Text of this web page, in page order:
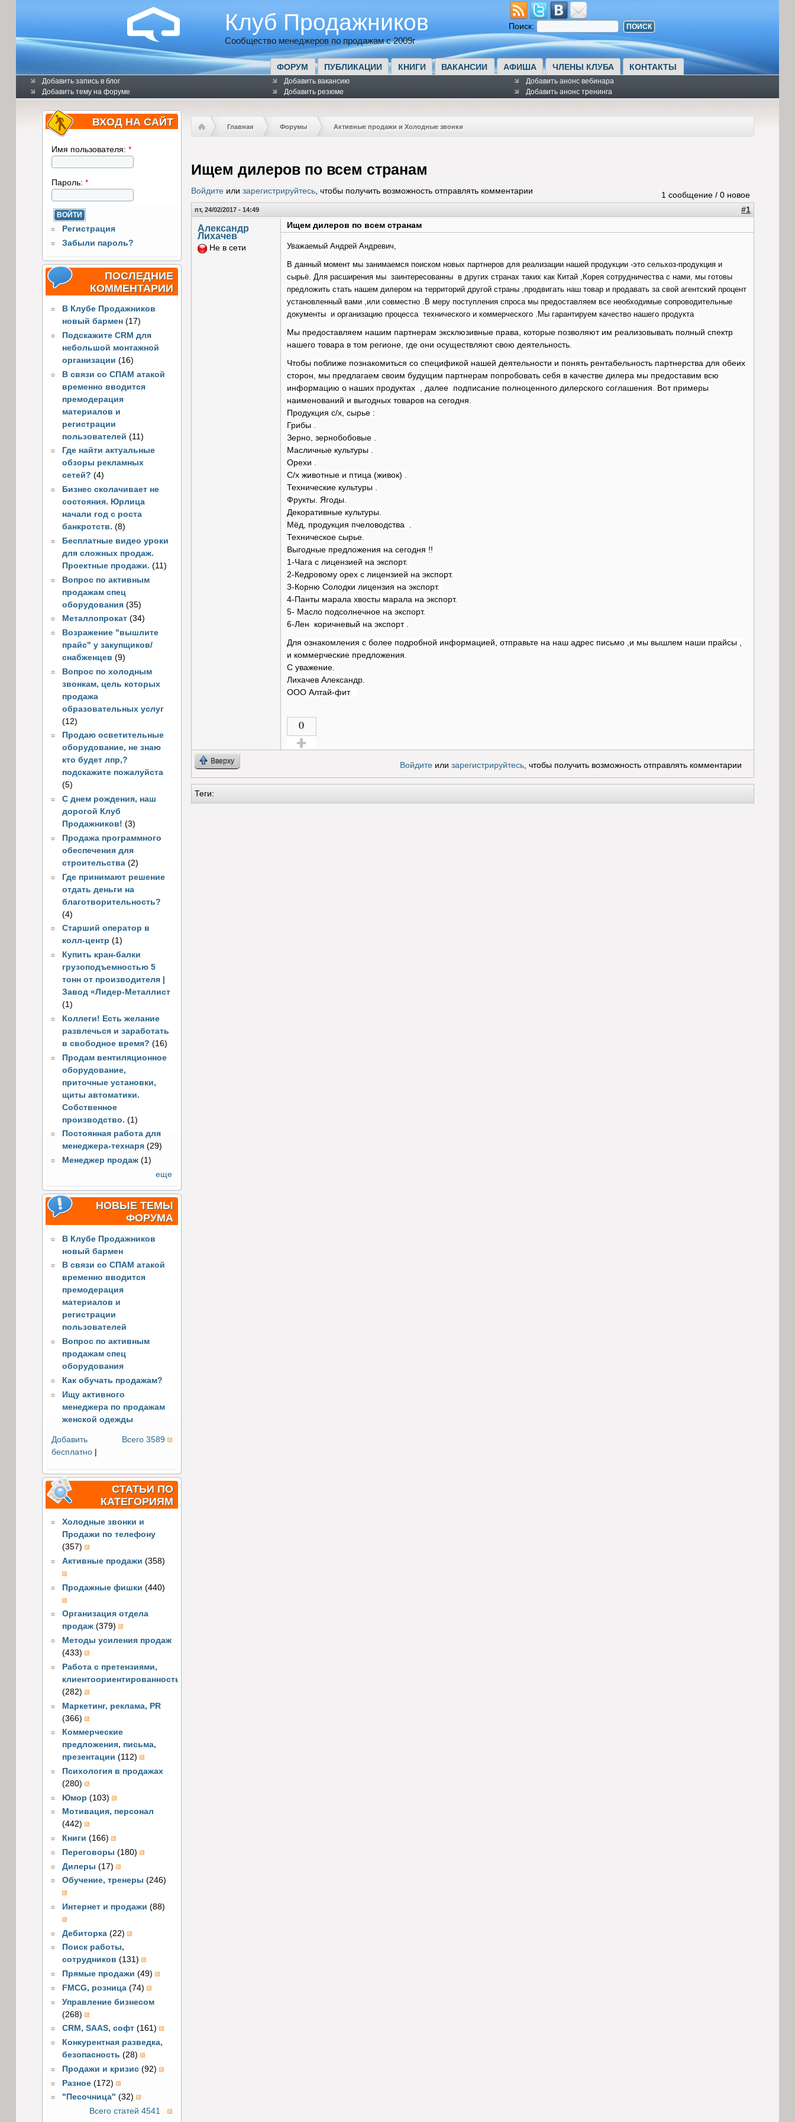
Клуб Продажников
Сообщество менеджеров по продажам с 2009г
Поиск:
ФОРУМ ПУБЛИКАЦИИ КНИГИ ВАКАНСИИ АФИША ЧЛЕНЫ КЛУБА КОНТАКТЫ
Добавить запись в блог
Добавить тему на форуме
Добавить вакансию
Добавить резюме
Добавить анонс вебинара
Добавить анонс тренинга
ВХОД НА САЙТ
Имя пользователя: *
Пароль: *
Регистрация
Забыли пароль?
ПОСЛЕДНИЕ
КОММЕНТАРИИ
В Клубе Продажников
новый бармен (17)
Подскажите CRM для
небольшой монтажной
организации (16)
В связи со СПАМ атакой
временно вводится
премодерация
материалов и
регистрации
пользователей (11)
Где найти актуальные
обзоры рекламных
сетей? (4)
Бизнес сколачивает не
состояния. Юрлица
начали год с роста
банкротств. (8)
Бесплатные видео уроки
для сложных продаж.
Проектные продажи. (11)
Вопрос по активным
продажам спец
оборудования (35)
Металлопрокат (34)
Возражение "вышлите
прайс" у закупщиков/
снабженцев (9)
Вопрос по холодным
звонкам, цель которых
продажа
образовательных услуг
(12)
Продаю осветительные
оборудование, не знаю
кто будет лпр,?
подскажите пожалуйста
(5)
С днем рождения, наш
дорогой Клуб
Продажников! (3)
Продажа программного
обеспечения для
строительства (2)
Где принимают решение
отдать деньги на
благотворительность?
(4)
Старший оператор в
колл-центр (1)
Купить кран-балки
грузоподъемностью 5
тонн от производителя |
Завод «Лидер-Металлист
(1)
Коллеги! Есть желание
развлечься и заработать
в свободное время? (16)
Продам вентиляционное
оборудование,
приточные установки,
щиты автоматики.
Собственное
производство. (1)
Постоянная работа для
менеджера-технаря (29)
Менеджер продаж (1)
еще
НОВЫЕ ТЕМЫ
ФОРУМА
В Клубе Продажников
новый бармен
В связи со СПАМ атакой
временно вводится
премодерация
материалов и
регистрации
пользователей
Вопрос по активным
продажам спец
оборудования
Как обучать продажам?
Ищу активного
менеджера по продажам
женской одежды
Всего 3589
Добавить
бесплатно|
СТАТЬИ ПО
КАТЕГОРИЯМ
Холодные звонки и
Продажи по телефону
(357)
Активные продажи (358)
Продажные фишки (440)
Организация отдела
продаж (379)
Методы усиления продаж
(433)
Работа с претензиями,
клиентоориентированность
(282)
Маркетинг, реклама, PR
(366)
Коммерческие
предложения, письма,
презентации (112)
Психология в продажах
(280)
Юмор (103)
Мотивация, персонал
(442)
Книги (166)
Переговоры (180)
Дилеры (17)
Обучение, тренеры (246)
Интернет и продажи (88)
Дебиторка (22)
Поиск работы,
сотрудников (131)
Прямые продажи (49)
FMCG, розница (74)
Управление бизнесом
(268)
CRM, SAAS, софт (161)
Конкурентная разведка,
безопасность (28)
Продажи и кризис (92)
Разное (172)
"Песочница" (32)
Всего статей 4541
Главная Форумы Активные продажи и Холодные звонки
Ищем дилеров по всем странам
1 сообщение / 0 новое
Войдитеили зарегистрируйтесь, чтобы получить возможность отправлять комментарии
пт, 24/02/2017 - 14:49 #1
Александр
Лихачев
Не в сети
Ищем дилеров по всем странам
Уважаемый Андрей Андревич,
В данный момент мы занимаемся поиском новых партнеров для реализации нашей продукции -это сельхоз-продукция и
сырьё. Для расширения мы заинтересованны в других странах таких как Китай ,Корея сотрудничества с нами, мы готовы
предложить стать нашем дилером на территорий другой страны ,продвигать наш товар и продавать за свой агентский процент
установленный вами ,или совместно .В меру поступления спроса мы предоставляем все необходимые сопроводительные
документы и организацию процесса технического и коммерческого .Мы гарантируем качество нашего продукта
Мы предоставляем нашим партнерам эксклюзивные права, которые позволяют им реализовывать полный спектр
нашего товара в том регионе, где они осуществляют свою деятельность.
Чтобы поближе познакомиться со спецификой нашей деятельности и понять рентабельность партнерства для обеих
сторон, мы предлагаем своим будущим партнерам попробовать себя в качестве дилера мы предоставим всю
информацию о наших продуктах , далее подписание полноценного дилерского соглашения. Вот примеры
наименований и выгодных товаров на сегодня.
Продукция с/х, сырье :
Грибы .
Зерно, зернобобовые .
Масличные культуры .
Орехи .
С/х животные и птица (живок) .
Технические культуры .
Фрукты. Ягоды.
Декоративные культуры.
Мёд, продукция пчеловодства .
Техническое сырье.
Выгодные предложения на сегодня !!
1-Чага с лицензией на экспорт.
2-Кедровому орех с лицензией на экспорт.
3-Корню Солодки лицензия на экспорт.
4-Панты марала хвосты марала на экспорт.
5- Масло подсолнечное на экспорт.
6-Лен коричневый на экспорт .
Для ознакомления с более подробной информацией, отправьте на наш адрес письмо ,и мы вышлем наши прайсы ,
и коммерческие предложения.
С уважение.
Лихачев Александр.
ООО Алтай-фит
0
Вверху
Войдитеили зарегистрируйтесь, чтобы получить возможность отправлять комментарии
Теги: